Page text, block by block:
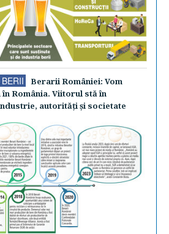
Berarii României: Vom
România. Viitorul stă în
autorităţi şi societate